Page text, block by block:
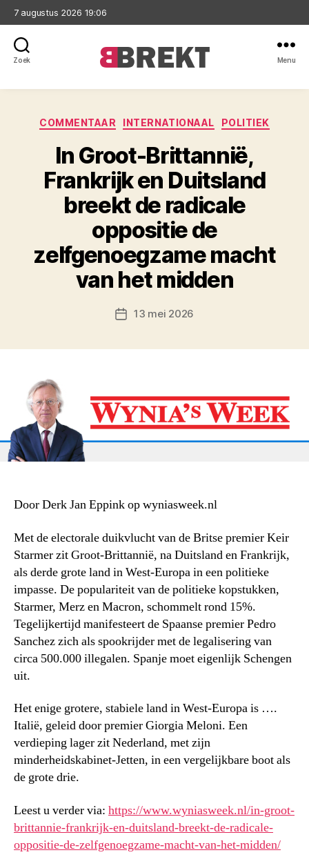
7 augustus 2026 19:06
Zoek Menu
Categorieën
COMMENTAAR INTERNATIONAAL POLITIEK
In Groot-Brittannië,
Frankrijk en Duitsland
breekt de radicale
oppositie de
zelfgenoegzame macht
van het midden
Berichtdatum
13 mei 2026
Door Derk Jan Eppink op wyniasweek.nl
Met de electorale duikvlucht van de Britse premier Keir
Starmer zit Groot-Brittannië, na Duitsland en Frankrijk,
als derde grote land in West-Europa in een politieke
impasse. De populariteit van de politieke kopstukken,
Starmer, Merz en Macron, schommelt rond 15%.
Tegelijkertijd manifesteert de Spaanse premier Pedro
Sanchez zich als spookrijder met de legalisering van
circa 500.000 illegalen. Spanje moet eigenlijk Schengen
uit.
Het enige grotere, stabiele land in West-Europa is ….
Italië, geleid door premier Giorgia Meloni. Een
verdieping lager zit Nederland, met zijn
minderheidskabinet-Jetten, in een vergelijkbare boot als
de grote drie.
Leest u verder via: https://www.wyniasweek.nl/in-groot-
brittannie-frankrijk-en-duitsland-breekt-de-radicale-
oppositie-de-zelfgenoegzame-macht-van-het-midden/